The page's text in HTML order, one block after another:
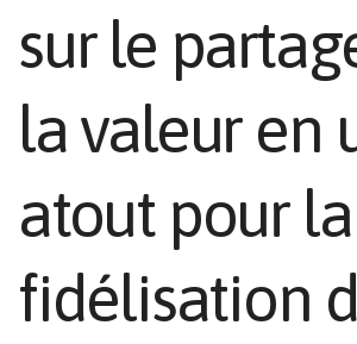
sur le
la valeur en
atout pour la
fidélisation